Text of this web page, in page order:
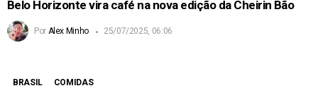
Belo Horizonte vira café na nova edição da Cheirin Bão
Por Alex Minho 25/07/2025, 06:06
BRASIL COMIDAS